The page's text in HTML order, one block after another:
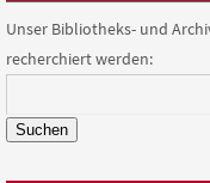
Unser Bibliotheks- und
recherchiert werden:
Suchen